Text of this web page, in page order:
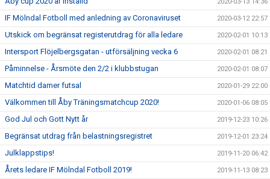
IF Mölndal Fotboll med anledning av Coronaviruset 2020-03-12 22:57
Utskick om begränsat registerutdrag för alla ledare 2020-02-01 10:13
Intersport Flöjelbergsgatan - utförsäljning vecka 6 2020-02-01 08:21
Påminnelse - Årsmöte den 2/2 i klubbstugan 2020-02-01 08:07
Matchtid damer futsal 2020-01-29 22:00
Välkommen till Åby Träningsmatchcup 2020! 2020-01-06 08:05
God Jul och Gott Nytt år 2019-12-23 10:26
Begränsat utdrag från belastningsregistret 2019-12-01 23:24
Julklappstips! 2019-11-20 06:42
Årets ledare IF Mölndal Fotboll 2019! 2019-11-13 08:23